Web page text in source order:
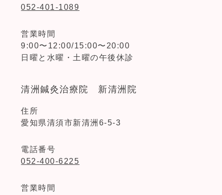
052-401-1089
営業時間
9:00〜12:00/15:00〜20:00
日曜と水曜・土曜の午後休診
清洲鍼灸治療院 新清洲院
住所
愛知県清須市新清洲6-5-3
電話番号
052-400-6225
営業時間